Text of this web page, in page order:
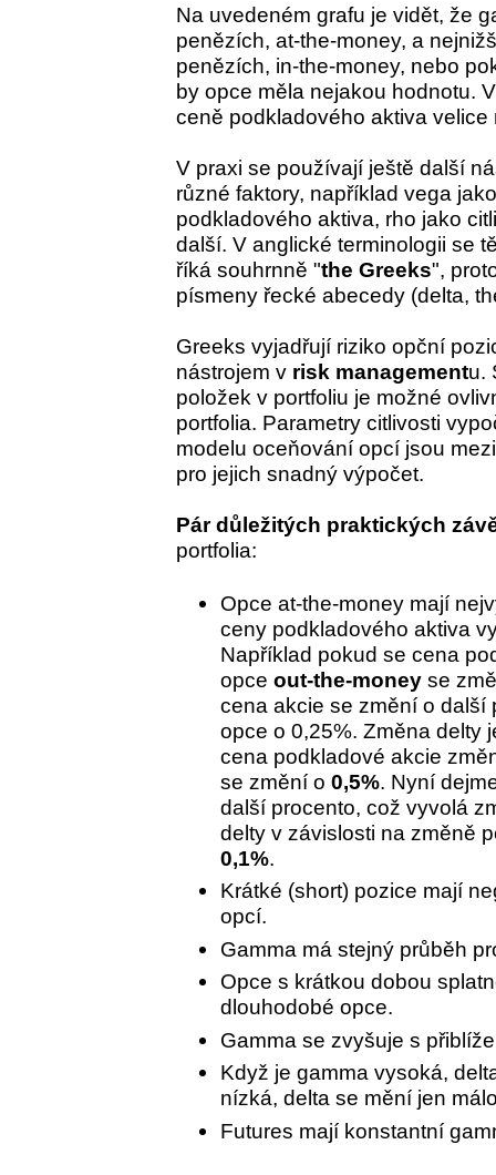
Na uvedeném grafu je vidět, že
penězích, at-the-money, a
penězích, in-the-money, nebo
by opce měla nejakou hodnotu.
ceně podkladového aktiva
V praxi se používají ještě další
různé faktory, například vega
podkladového aktiva, rho jako
další. V anglické terminologii se
říká souhrnně "the Greeks",
písmeny řecké abecedy (delta,
Greeks vyjadřují riziko opční
nástrojem v risk managementu.
položek v portfoliu je možné
portfolia. Parametry citlivosti
modelu oceňování opcí jsou
pro jejich snadný výpočet.
Pár důležitých praktických
portfolia:
Opce at-the-money mají
ceny podkladového aktiva
Například pokud se cena
opce out-the-moneyse
cena akcie se změní o další
opce o 0,25%. Změna delty
cena podkladové akcie
se změní o 0,5%. Nyní
další procento, což vyvolá
delty v závislosti na změně
0,1%.
Krátké (short) pozice mají
opcí.
Gamma má stejný průběh
Opce s krátkou dobou
dlouhodobé opce.
Gamma se zvyšuje s
Když je gamma vysoká,
nízká, delta se mění jen
Futures mají konstantní